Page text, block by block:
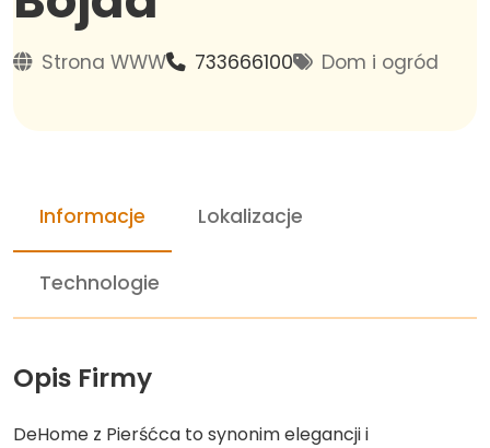
Strona WWW 733666100 Dom i ogród
Informacje Lokalizacje
Technologie
Opis Firmy
DeHome z Pierśćca to synonim elegancji i